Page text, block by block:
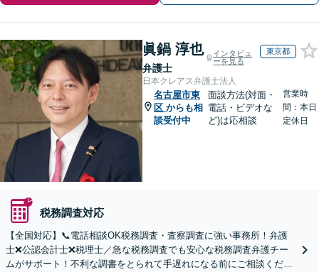
眞鍋 淳也
弁護士
インタビュ
ーを見る
東京都
日本クレアス弁護士法人
名古屋市東
区 からも相
談受付中
面談方法(対面・
電話・ビデオな
ど)は応相談
営業時
間：本日
定休日
税務調査対応
【全国対応】📞電話相談OK税務調査・査察調査に強い事務所！弁護
士❌公認会計士❌税理士／急な税務調査でも安心な税務調査弁護チー
ムがサポート！不利な調書をとられて手遅れになる前にご相談くださ